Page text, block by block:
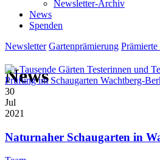
Newsletter-Archiv
News
Spenden
Newsletter Gartenprämierung Prämierte
News
30
Jul
2021
Naturnaher Schaugarten in